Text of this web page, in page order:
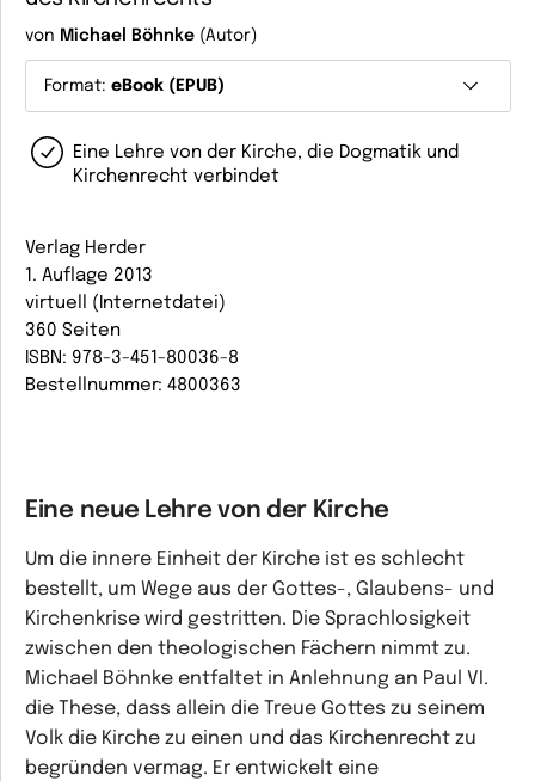
von Michael Böhnke (Autor)
Format: eBook (EPUB)
Eine Lehre von der Kirche, die Dogmatik und
Kirchenrecht verbindet
Verlag Herder
1. Auflage 2013
virtuell (Internetdatei)
360 Seiten
ISBN: 978-3-451-80036-8
Bestellnummer: 4800363
Eine neue Lehre von der Kirche
Um die innere Einheit der Kirche ist es schlecht
bestellt, um Wege aus der Gottes-, Glaubens- und
Kirchenkrise wird gestritten. Die Sprachlosigkeit
zwischen den theologischen Fächern nimmt zu.
Michael Böhnke entfaltet in Anlehnung an Paul VI.
die These, dass allein die Treue Gottes zu seinem
Volk die Kirche zu einen und das Kirchenrecht zu
begründen vermag. Er entwickelt eine